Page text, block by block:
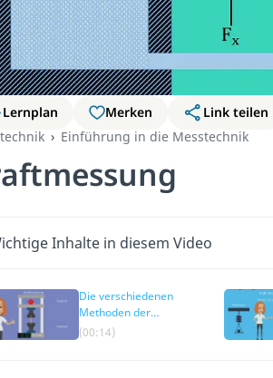
Lernplan Merken
Link teilen
Einführung in die Messtechnik
Inhalte in diesem Video
Die verschiedenen
Methoden der
Kraftmessung
(00:14)